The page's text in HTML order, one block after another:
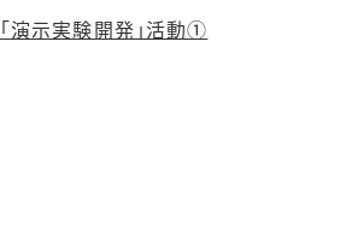
「演示実験開発」活動①